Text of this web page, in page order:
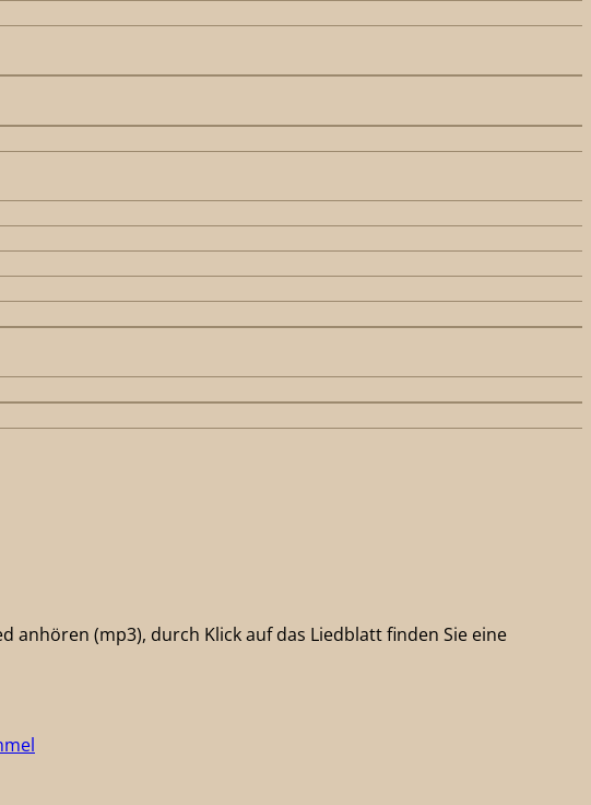
anhören (mp3), durch Klick auf das Liedblatt finden Sie eine